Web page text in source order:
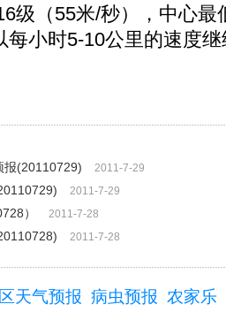
级（55米/秒），中心最
每小时5-10公里的速度
报(20110729)
2011-7-29
2011-7-29
） 2011-7-28
2011-7-28
天气预报 病虫预报 农家乐